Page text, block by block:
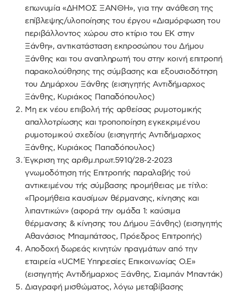
επωνυμία «ΔΗΜΟΣ ΞΑΝΘΗ», για την ανάθεση της
επίβλεψης/υλοποίησης του έργου «Διαμόρφωση του
περιβάλλοντος χώρου στο κτίριο του ΕΚ στην
Ξάνθη», αντικατάσταση εκπροσώπου του Δήμου
Ξάνθης και του αναπληρωτή του στην κοινή επιτροπή
παρακολούθησης της σύμβασης και εξουσιοδότηση
του Δημάρχου Ξάνθης (εισηγητής Αντιδήμαρχος
Ξάνθης, Κυριάκος Παπαδόπουλος)
Μη εκ νέου επιβολή τής αρθείσας ρυμοτομικής
απαλλοτρίωσης και τροποποίηση εγκεκριμένου
ρυμοτομικού σχεδίου (εισηγητής Αντιδήμαρχος
Ξάνθης, Κυριάκος Παπαδόπουλος)
Έγκριση της αριθμ.πρωτ.5910/28-2-2023
γνωμοδότηση τής Επιτροπής παραλαβής τού
αντικειμένου τής σύμβασης προμήθειας με τίτλο:
«Προμήθεια καυσίμων θέρμανσης, κίνησης και
λιπαντικών» (αφορά την ομάδα 1: καύσιμα
θέρμανσης & κίνησης του Δήμου Ξάνθης) (εισηγητής
Αθανάσιος Μπαμπάτσος, Πρόεδρος Επιτροπής)
Αποδοχή δωρεάς κινητών πραγμάτων από την
εταιρεία «UCME Υπηρεσίες Επικοινωνίας Ο.Ε»
(εισηγητής Αντιδήμαρχος Ξάνθης, Σιαμπάν Μπαντάκ)
Διαγραφή μισθώματος, λόγω μεταβίβασης